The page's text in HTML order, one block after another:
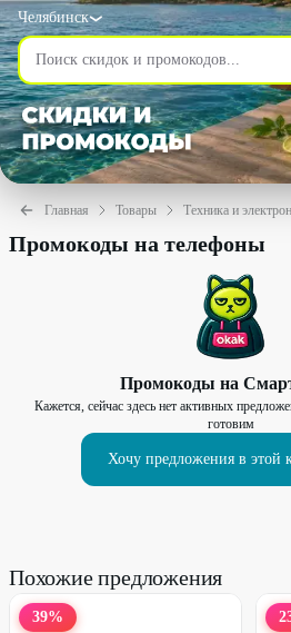
Челябинск
Главная Товары Техника и
Промокоды на телефоны
Промокоды на
Кажется, сейчас здесь нет активных
готовим
Хочу предложения в этой
Похожие предложения
39%